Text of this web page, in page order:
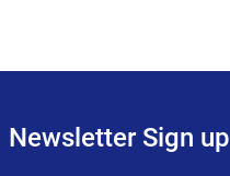
Newsletter Sign up